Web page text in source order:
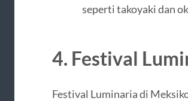
seperti takoyaki dan
4. Festival
Festival Luminaria di